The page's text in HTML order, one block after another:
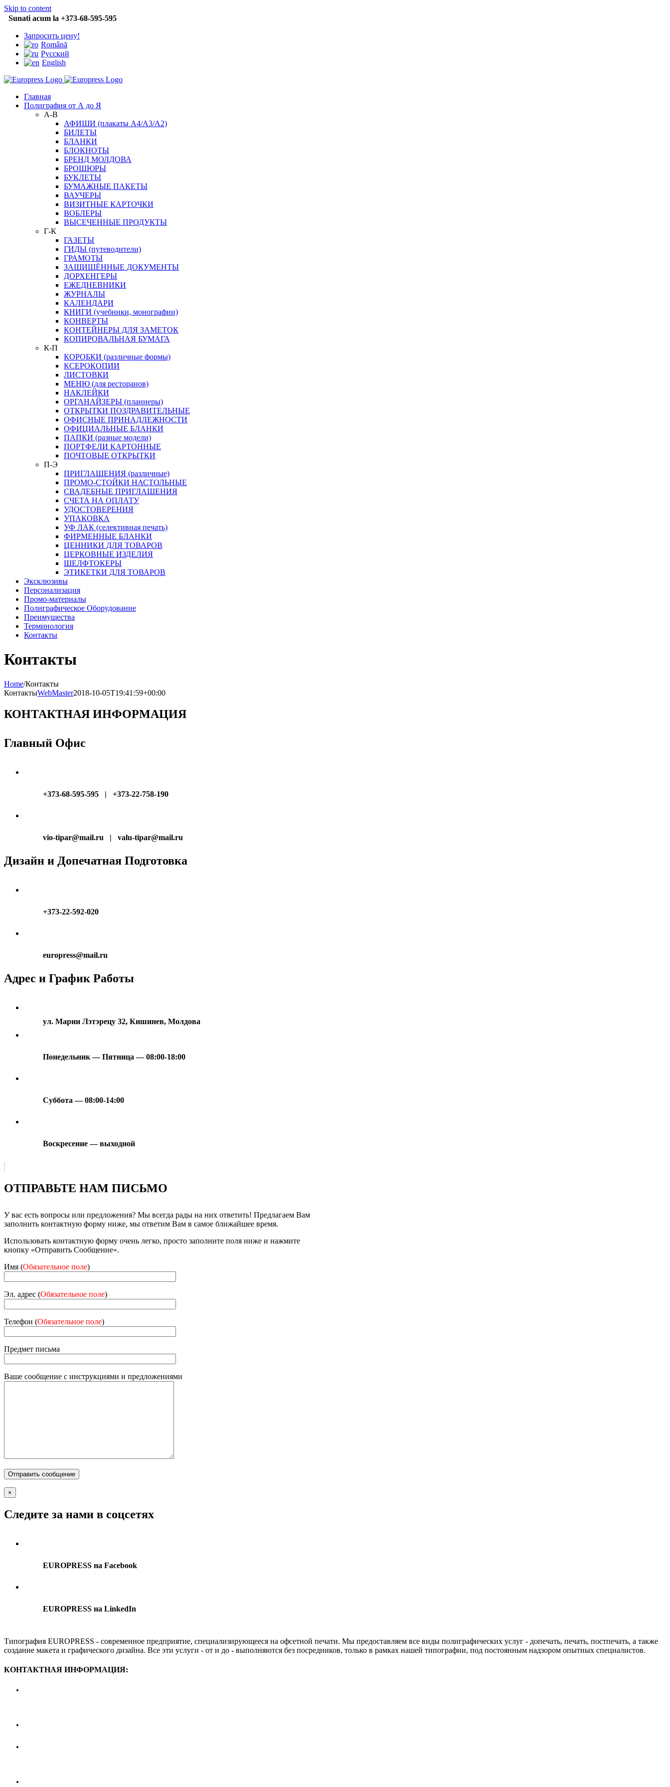
Skip to content
Sunati acum la +373-68-595-595
Запросить цену!
Română
Русский
English
Главная
Полиграфия от А до Я
A-В
АФИШИ (плакаты A4/A3/A2)
БИЛЕТЫ
БЛАНКИ
БЛОКНОТЫ
БРЕНД МОЛДОВА
БРОШЮРЫ
БУКЛЕТЫ
БУМАЖНЫЕ ПАКЕТЫ
ВАУЧЕРЫ
ВИЗИТНЫЕ КАРТОЧКИ
ВОБЛЕРЫ
ВЫСЕЧЕННЫЕ ПРОДУКТЫ
Г-К
ГАЗЕТЫ
ГИДЫ (путеводители)
ГРАМОТЫ
ЗАЩИЩЁННЫЕ ДОКУМЕНТЫ
ДОРХЕНГЕРЫ
ЕЖЕДНЕВНИКИ
ЖУРНАЛЫ
КАЛЕНДАРИ
КНИГИ (учебники, монографии)
КОНВЕРТЫ
КОНТЕЙНЕРЫ ДЛЯ ЗАМЕТОК
КОПИРОВАЛЬНАЯ БУМАГА
К-П
КОРОБКИ (различные формы)
КСЕРОКОПИИ
ЛИСТОВКИ
МЕНЮ (для ресторанов)
НАКЛЕЙКИ
ОРГАНАЙЗЕРЫ (планнеры)
ОТКРЫТКИ ПОЗДРАВИТЕЛЬНЫЕ
ОФИСНЫЕ ПРИНАДЛЕЖНОСТИ
ОФИЦИАЛЬНЫЕ БЛАНКИ
ПАПКИ (разные модели)
ПОРТФЕЛИ КАРТОННЫЕ
ПОЧТОВЫЕ ОТКРЫТКИ
П-Э
ПРИГЛАШЕНИЯ (различные)
ПРОМО-СТОЙКИ НАСТОЛЬНЫЕ
СВАДЕБНЫЕ ПРИГЛАШЕНИЯ
СЧЕТА НА ОПЛАТУ
УДОСТОВЕРЕНИЯ
УПАКОВКА
УФ ЛАК (селективная печать)
ФИРМЕННЫЕ БЛАНКИ
ЦЕННИКИ ДЛЯ ТОВАРОВ
ЦЕРКОВНЫЕ ИЗДЕЛИЯ
ШЕЛФТОКЕРЫ
ЭТИКЕТКИ ДЛЯ ТОВАРОВ
Эксклюзивы
Персонализация
Промо-материалы
Полиграфическое Оборудование
Преимущества
Терминология
Контакты
Контакты
Home/Контакты
КонтактыWebMaster2018-10-05T19:41:59+00:00
КОНТАКТНАЯ ИНФОРМАЦИЯ
Главный Офис
+373-68-595-595 | +373-22-758-190
vio-tipar@mail.ru | valu-tipar@mail.ru
Дизайн и Допечатная Подготовка
+373-22-592-020
europress@mail.ru
Адрес и График Работы
ул. Марии Лэтэрецу 32, Кишинев, Молдова
Понедельник — Пятница — 08:00-18:00
Суббота — 08:00-14:00
Воскресение — выходной
ОТПРАВЬТЕ НАМ ПИСЬМО
У вас есть вопросы или предложения? Мы всегда рады на них ответить! Предлагаем Вам
заполнить контактную форму ниже, мы ответим Вам в самое ближайшее время.
Использовать контактную форму очень легко, просто заполните поля ниже и нажмите
кнопку «Отправить Сообщение».
Имя (Обязательное поле)
Эл. адрес (Обязательное поле)
Телефон (Обязательное поле)
Предмет письма
Ваше сообщение с инструкциями и предложениями
×
Следите за нами в соцсетях
EUROPRESS на Facebook
EUROPRESS на LinkedIn
Типография EUROPRESS - современное предприятие, специализирующееся на офсетной печати. Мы предоставляем все виды полиграфических услуг - допечать, печать, постпечать, а также
создание макета и графического дизайна. Все эти услуги - от и до - выполняются без посредников, только в рамках нашей типографии, под постоянным надзором опытных специалистов.
КОНТАКТНАЯ ИНФОРМАЦИЯ: